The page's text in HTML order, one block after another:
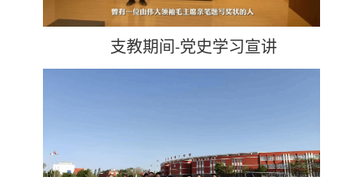
支教期间-党史学习宣讲